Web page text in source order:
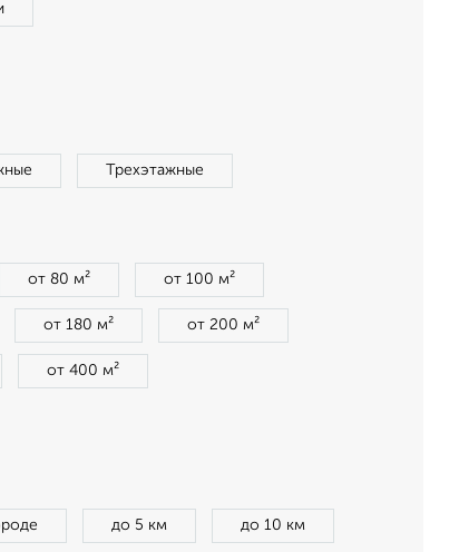
Трехэтажные
от 80 м² от 100 м²
от 180 м² от 200 м²
от 400 м²
до 5 км до 10 км